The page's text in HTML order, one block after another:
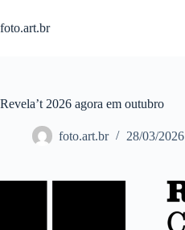
para
o
foto.art.br
Revela’t 2026 agora em outubro
foto.art.br 28/03/2026